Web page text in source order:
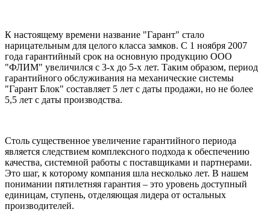
К настоящему времени название "Гарант" стало
нарицательным для целого класса замков. С 1 ноября 2007
года гарантийный срок на основную продукцию ООО
"ФЛИМ" увеличился с 3-х до 5-х лет. Таким образом, период
гарантийного обслуживания на механические системы
"Гарант Блок" составляет 5 лет с даты продажи, но не более
5,5 лет с даты производства.
Столь существенное увеличение гарантийного периода
является следствием комплексного подхода к обеспечению
качества, системной работы с поставщиками и партнерами.
Это шаг, к которому компания шла несколько лет. В нашем
понимании пятилетняя гарантия – это уровень доступный
единицам, ступень, отделяющая лидера от остальных
производителей.